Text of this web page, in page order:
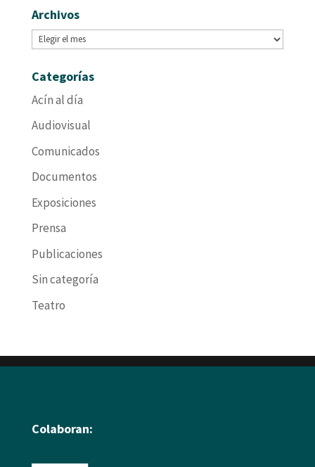
Archivos
Archivos
Categorías
Acín al día
Audiovisual
Comunicados
Documentos
Exposiciones
Prensa
Publicaciones
Sin categoría
Teatro
Colaboran: